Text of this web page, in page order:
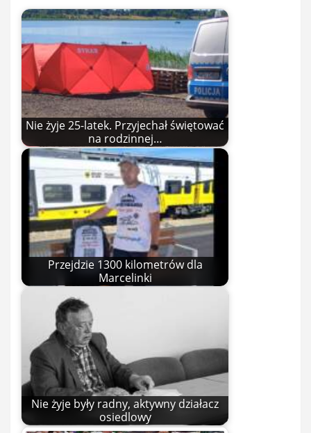
Nie żyje 25-latek. Przyjechał świętować
na rodzinnej…
Przejdzie 1300 kilometrów dla
Marcelinki
Nie żyje były radny, aktywny działacz
osiedlowy